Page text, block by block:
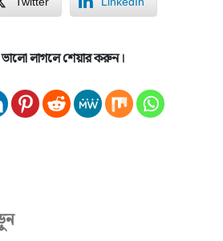
ভালো লাগলে শেয়ার করুন।